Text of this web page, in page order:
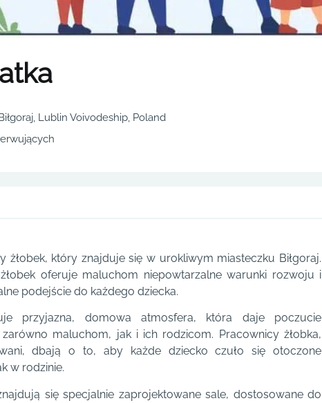
Lublin Voivodeship, Poland
żłobek, który znajduje się w urokliwym miasteczku Biłgoraj.
oferuje maluchom niepowtarzalne warunki rozwoju i
podejście do każdego dziecka.
przyjazna, domowa atmosfera, która daje poczucie
maluchom, jak i ich rodzicom. Pracownicy żłobka,
dbają o to, aby każde dziecko czuło się otoczone
w rodzinie.
się specjalnie zaprojektowane sale, dostosowane do